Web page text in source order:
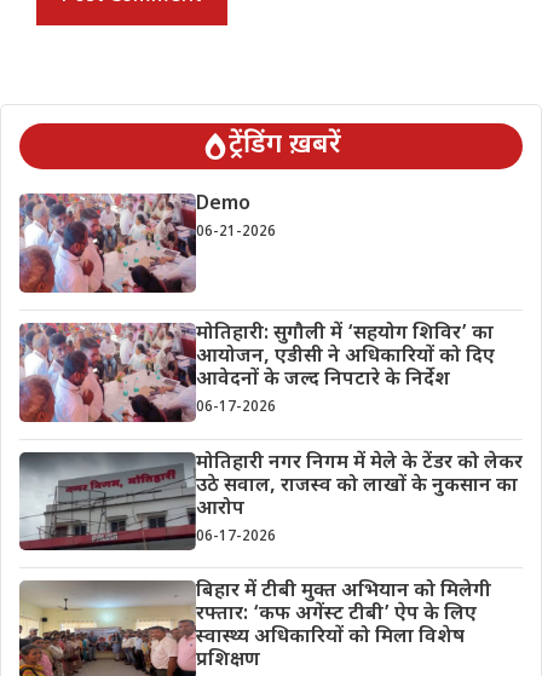
ट्रेंडिंग ख़बरें
Demo
06-21-2026
मोतिहारी: सुगौली में ‘सहयोग शिविर’ का
आयोजन, एडीसी ने अधिकारियों को दिए
आवेदनों के जल्द निपटारे के निर्देश
06-17-2026
मोतिहारी नगर निगम में मेले के टेंडर को लेकर
उठे सवाल, राजस्व को लाखों के नुकसान का
आरोप
06-17-2026
बिहार में टीबी मुक्त अभियान को मिलेगी
रफ्तार: ‘कफ अगेंस्ट टीबी’ ऐप के लिए
स्वास्थ्य अधिकारियों को मिला विशेष
प्रशिक्षण